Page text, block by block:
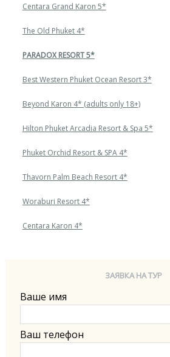
Centara Grand Karon 5*
The Old Phuket 4*
PARADOX RESORT 5*
Best Western Phuket Ocean Resort 3*
Beyond Karon 4* (adults only 18+)
Hilton Phuket Arcadia Resort & Spa 5*
Phuket Orchid Resort & SPA 4*
Thavorn Palm Beach Resort 4*
Woraburi Resort 4*
Centara Karon 4*
ЗАЯВКА НА ТУР
Ваше имя
Ваш телефон